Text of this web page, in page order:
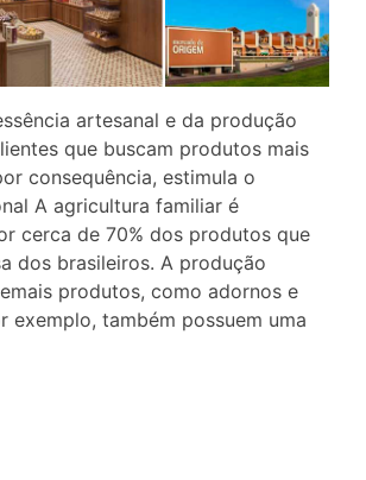
artesanal e da produção
que buscam produtos mais
consequência, estimula o
A agricultura familiar é
cerca de 70% dos produtos que
dos brasileiros. A produção
produtos, como adornos e
exemplo, também possuem uma